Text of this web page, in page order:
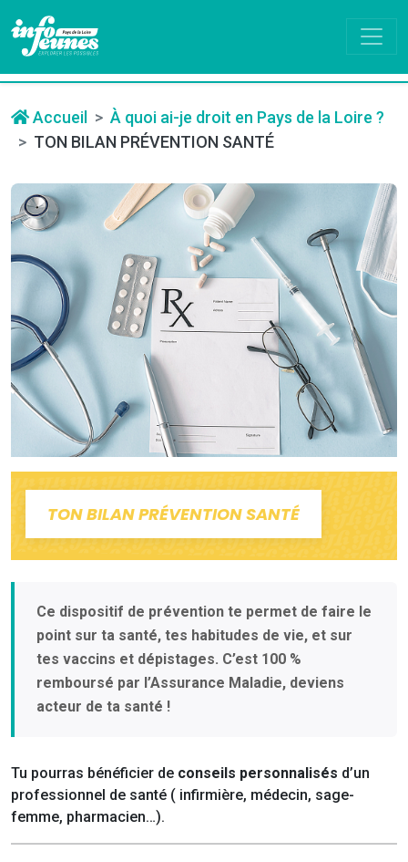
Accueil
À quoi ai-je droit en Pays de la Loire ?
TON BILAN PRÉVENTION SANTÉ
TON BILAN PRÉVENTION SANTÉ
Ce dispositif de prévention te permet de faire le
point sur ta santé, tes habitudes de vie, et sur
tes vaccins et dépistages. C’est 100 %
remboursé par l’Assurance Maladie, deviens
acteur de ta santé !
Tu pourras bénéficier de conseils personnalisés d’un
professionnel de santé ( infirmière, médecin, sage-
femme, pharmacien…).